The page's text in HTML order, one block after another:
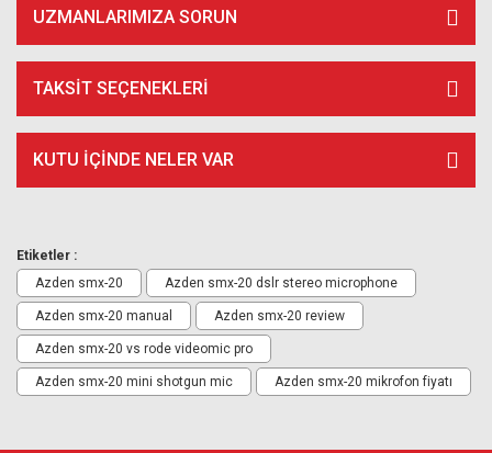
UZMANLARIMIZA SORUN
TAKSIT SEÇENEKLERI
KUTU İÇİNDE NELER VAR
Etiketler :
Azden smx-20
Azden smx-20 dslr stereo microphone
Azden smx-20 manual Azden smx-20 review
Azden smx-20 vs rode videomic pro
Azden smx-20 mini shotgun mic Azden smx-20 mikrofon fiyatı